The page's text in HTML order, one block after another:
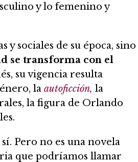
y lo femenino y
sociales de su época, sino
se transforma con el
su vigencia resulta
la autoficción, la
la figura de Orlando
Pero no es una novela
que podríamos llamar